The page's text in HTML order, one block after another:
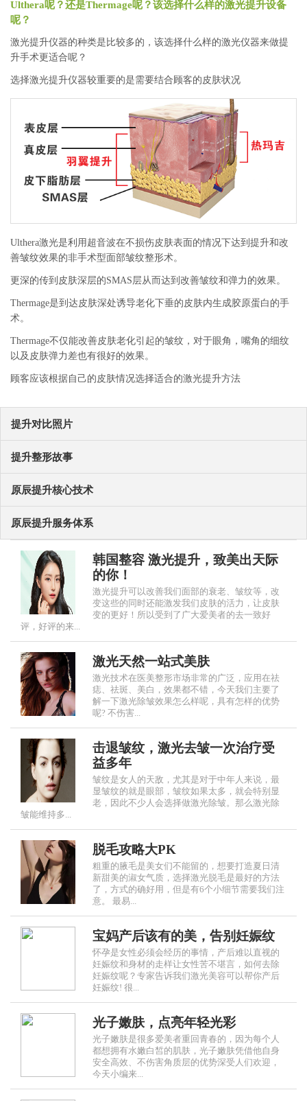
Ulthera呢？还是Thermage呢？该选择什么样的激光提升设备
呢？
激光提升仪器的种类是比较多的，该选择什么样的激光仪器来做提
升手术更适合呢？
选择激光提升仪器较重要的是需要结合顾客的皮肤状况
Ulthera激光是利用超音波在不损伤皮肤表面的情况下达到提升和改
善皱纹效果的非手术型面部皱纹整形术。
更深的传到皮肤深层的SMAS层从而达到改善皱纹和弹力的效果。
Thermage是到达皮肤深处诱导老化下垂的皮肤内生成胶原蛋白的手
术。
Thermage不仅能改善皮肤老化引起的皱纹，对于眼角，嘴角的细纹
以及皮肤弹力差也有很好的效果。
顾客应该根据自己的皮肤情况选择适合的激光提升方法
提升对比照片
提升整形故事
原辰提升核心技术
原辰提升服务体系
韩国整容 激光提升，致美出天际
的你！
激光提升可以改善我们面部的衰老、皱纹等，改
变这些的同时还能激发我们皮肤的活力，让皮肤
变的更好！所以受到了广大爱美者的去一致好
评，好评的来...
激光天然一站式美肤
激光技术在医美整形市场非常的广泛，应用在祛
痣、祛斑、美白，效果都不错，今天我们主要了
解一下激光除皱效果怎么样呢，具有怎样的优势
呢? 不伤害...
击退皱纹，激光去皱一次治疗受
益多年
皱纹是女人的天敌，尤其是对于中年人来说，最
显皱纹的就是眼部，皱纹如果太多，就会特别显
老，因此不少人会选择做激光除皱。那么激光除
皱能维持多...
脱毛攻略大PK
粗重的腋毛是美女们不能留的，想要打造夏日清
新甜美的淑女气质，选择激光脱毛是最好的方法
了，方式的确好用，但是有6个小细节需要我们注
意。 最易...
宝妈产后该有的美，告别妊娠纹
怀孕是女性必须会经历的事情，产后难以直视的
妊娠纹和身材的走样让女性苦不堪言，如何去除
妊娠纹呢？专家告诉我们激光美容可以帮你产后
妊娠纹! 很...
光子嫩肤，点亮年轻光彩
光子嫩肤是很多爱美者重回青春的，因为每个人
都想拥有水嫩白皙的肌肤，光子嫩肤凭借他自身
安全高效、不伤害角质层的优势深受人们欢迎，
今天小编来...